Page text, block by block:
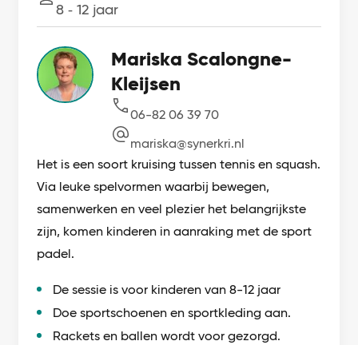
Leeftijd
8 ‐ 12 jaar
Mariska Scalongne-
Kleijsen
06-82 06 39 70
mariska@synerkri.nl
Het is een soort kruising tussen tennis en squash.
Via leuke spelvormen waarbij bewegen,
samenwerken en veel plezier het belangrijkste
zijn, komen kinderen in aanraking met de sport
padel.
De sessie is voor kinderen van 8-12 jaar
Doe sportschoenen en sportkleding aan.
Rackets en ballen wordt voor gezorgd.